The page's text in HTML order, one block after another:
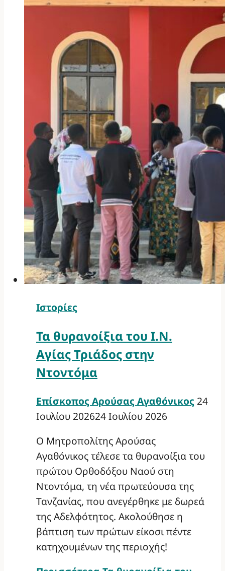
Ιστορίες
Τα θυρανοίξια του Ι.Ν.
Αγίας Τριάδος στην
Ντοντόμα
Επίσκοπος Αρούσας Αγαθόνικος 24
Ιουλίου 202624 Ιουλίου 2026
Ο Μητροπολίτης Αρούσας
Αγαθόνικος τέλεσε τα θυρανοίξια του
πρώτου Ορθοδόξου Ναού στη
Ντοντόμα, τη νέα πρωτεύουσα της
Τανζανίας, που ανεγέρθηκε με δωρεά
της Αδελφότητος. Ακολούθησε η
βάπτιση των πρώτων είκοσι πέντε
κατηχουμένων της περιοχής!